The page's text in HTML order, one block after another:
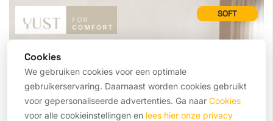
Cookies
We gebruiken cookies voor een optimale
gebruikerservaring. Daarnaast worden cookies gebruikt
voor gepersonaliseerde advertenties. Ga naar Cookies
voor alle cookieinstellingen en lees hier onze privacy
SOFT